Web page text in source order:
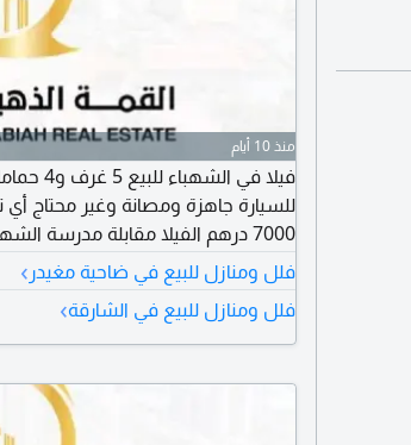
منذ 10 أيام
فيلا في
للسيارة جاهزة ومصانة وغير محتاج
ألف درهم وقابل للتفاوض
فلل ومنازل للبيع في ضاحية مغيدر ›
فلل ومنازل للبيع في الشارقة›